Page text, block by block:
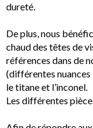
dureté.
De plus, nous
chaud des têtes de
références dans de
(différentes nuances
le titane et l’inconel.
Les différentes